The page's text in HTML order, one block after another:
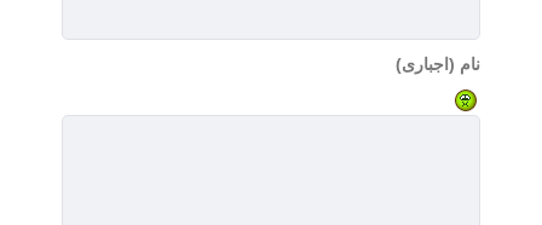
نام (اجباری)